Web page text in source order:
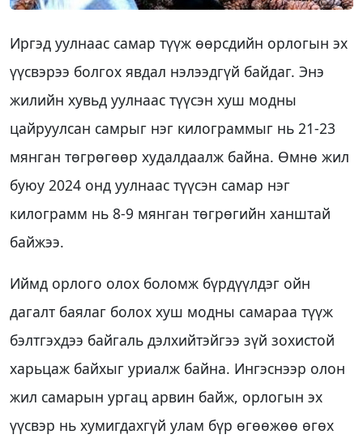
Иргэд уулнаас самар түүж өөрсдийн орлогын эх
үүсвэрээ болгох явдал нэлээдгүй байдаг. Энэ
жилийн хувьд уулнаас түүсэн хуш модны
цайруулсан самрыг нэг килограммыг нь 21-23
мянган төгрөгөөр худалдаалж байна. Өмнө жил
буюу 2024 онд уулнаас түүсэн самар нэг
килограмм нь 8-9 мянган төгрөгийн ханштай
байжээ.
Иймд орлого олох боломж бүрдүүлдэг ойн
дагалт баялаг болох хуш модны самараа түүж
бэлтгэхдээ байгаль дэлхийтэйгээ зүй зохистой
харьцаж байхыг уриалж байна. Ингэснээр олон
жил самарын ургац арвин байж, орлогын эх
үүсвэр нь хумигдахгүй улам бүр өгөөжөө өгөх